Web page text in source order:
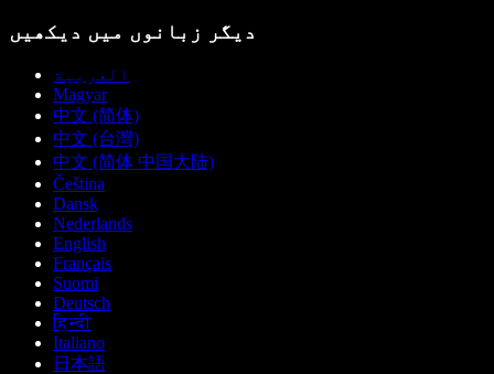
دیگر زبانوں میں دیکھیں
العربية
Magyar
中文 (简体)
中文 (台灣)
中文 (简体 中国大陆)
Čeština
Dansk
Nederlands
English
Français
Suomi
Deutsch
हिन्दी
Italiano
日本語